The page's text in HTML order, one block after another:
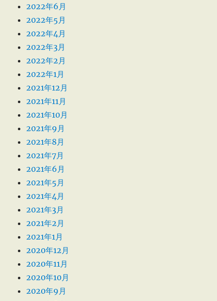
2022年6月
2022年5月
2022年4月
2022年3月
2022年2月
2022年1月
2021年12月
2021年11月
2021年10月
2021年9月
2021年8月
2021年7月
2021年6月
2021年5月
2021年4月
2021年3月
2021年2月
2021年1月
2020年12月
2020年11月
2020年10月
2020年9月